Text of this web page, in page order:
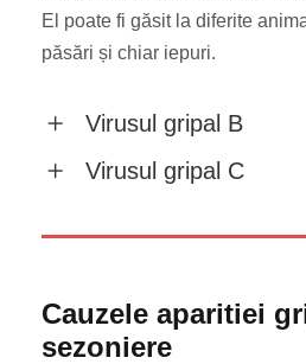
El poate fi găsit la diferite
păsări și chiar iepuri.
Virusul gripal B
Virusul gripal C
Cauzele aparitiei
sezoniere